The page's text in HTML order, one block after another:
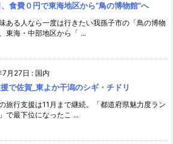
食費０円で東海地区から”鳥の博物館”へ
ある人なら一度は行きたい我孫子市の「鳥の博物
東海・中部地区から「 ...
月27日 : 国内
で佐賀_東よか干潟のシギ・チドリ
旅行支援は11月まで継続。「都道府県魅力度ラン
で最下位になったこ ...